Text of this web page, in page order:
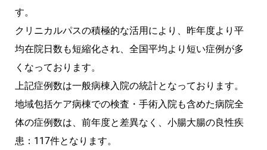
す。
クリニカルパスの積極的な活用により、昨年度より平
均在院日数も短縮化され、全国平均より短い症例が多
くなっております。
上記症例数は一般病棟入院の統計となっております。
地域包括ケア病棟での検査・手術入院も含めた病院全
体の症例数は、前年度と差異なく、小腸大腸の良性疾
患：117件となります。